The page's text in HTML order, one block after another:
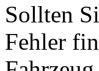
Sollten
Fehler